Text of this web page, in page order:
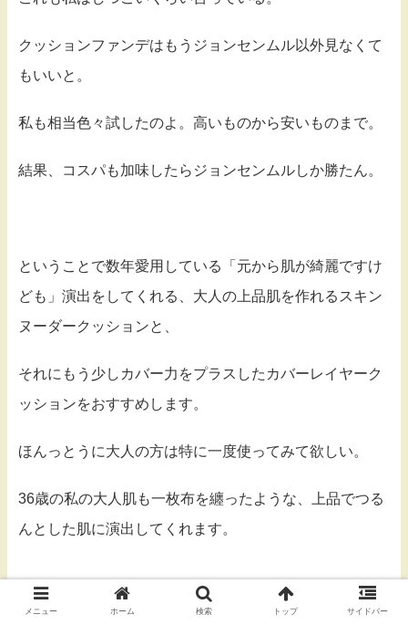
クッションファンデはもうジョンセンムル以外見なくて
もいいと。
私も相当色々試したのよ。高いものから安いものまで。
結果、コスパも加味したらジョンセンムルしか勝たん。
ということで数年愛用している「元から肌が綺麗ですけ
ども」演出をしてくれる、大人の上品肌を作れるスキン
ヌーダークッションと、
それにもう少しカバー力をプラスしたカバーレイヤーク
ッションをおすすめします。
ほんっとうに大人の方は特に一度使ってみて欲しい。
36歳の私の大人肌も一枚布を纏ったような、上品でつる
んとした肌に演出してくれます。
メニュー ホーム 検索 トップ サイドバー